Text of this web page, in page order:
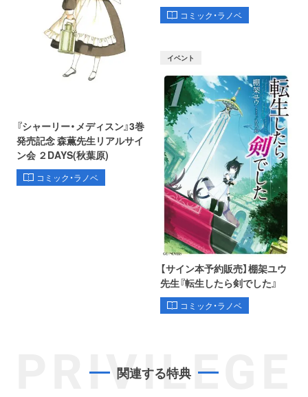
コミック・ラノベ
『シャーリー・メディスン』3巻
発売記念 森薫先生リアルサイ
ン会 ２DAYS(秋葉原)
コミック・ラノベ
イベント
【サイン本予約販売】棚架ユウ
先生『転生したら剣でした』
コミック・ラノベ
PRIVILEGE
関連する特典